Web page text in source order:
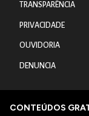
TRANSPARÊNCIA
PRIVACIDADE
OUVIDORIA
DENUNCIA
CONTEÚDOS